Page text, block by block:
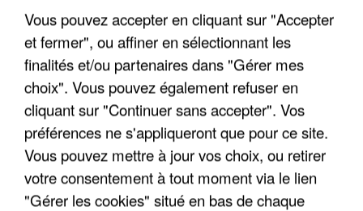
Vous pouvez accepter en cliquant sur "Accepter
et fermer", ou affiner en sélectionnant les
finalités et/ou partenaires dans "Gérer mes
choix". Vous pouvez également refuser en
cliquant sur "Continuer sans accepter". Vos
préférences ne s'appliqueront que pour ce site.
Vous pouvez mettre à jour vos choix, ou retirer
votre consentement à tout moment via le lien
"Gérer les cookies" situé en bas de chaque